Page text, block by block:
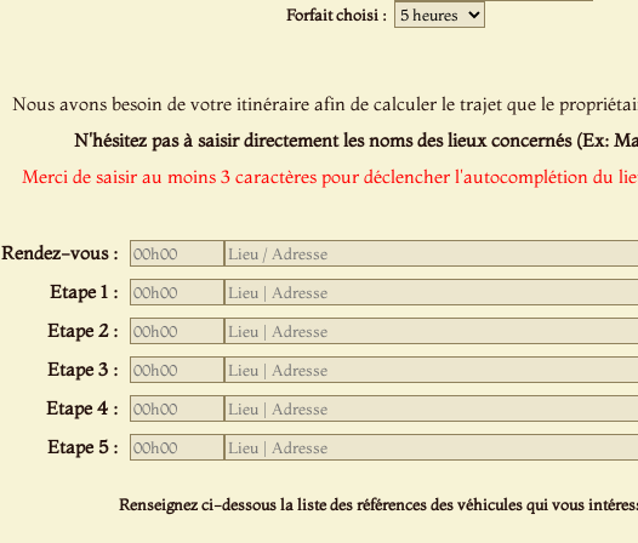
Forfait choisi :
Nous avons besoin de votre itinéraire afin de calculer le trajet que le
N'hésitez pas à saisir directement les noms des lieux concernés (Ex:
Merci de saisir au moins 3 caractères pour déclencher l'autocomplétion du
Rendez-vous :
Etape 1 :
Etape 2 :
Etape 3 :
Etape 4 :
Etape 5 :
Renseignez ci-dessous la liste des références des véhicules qui vous